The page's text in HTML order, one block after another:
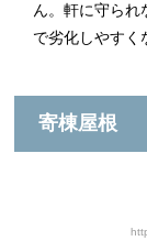
ん。軒に守ら
で劣化しやすく
寄棟屋根